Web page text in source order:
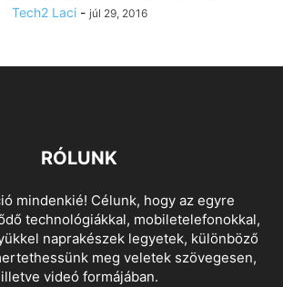
Tech2 Laci - júl 29, 2016
RÓLUNK
mindenkié! Célunk, hogy az egyre
technológiákkal, mobiletelefonokkal,
naprakészek legyetek, különböző
meg veletek szövegesen,
illetve videó formájában.